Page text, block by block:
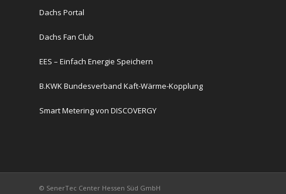
Dachs Portal
Dachs Fan Club
EES – Einfach Energie Speichern
B.KWK Bundesverband Kaft-Wärme-Kopplung
Smart Metering von DISCOVERGY
© SenerTec Center Hessen Süd GmbH